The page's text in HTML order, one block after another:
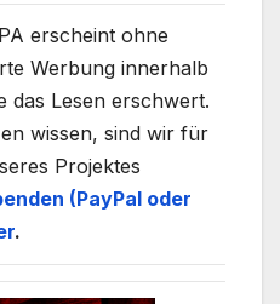
erscheint ohne
Werbung innerhalb
das Lesen erschwert.
wissen, sind wir für
Projektes
(PayPal oder
.